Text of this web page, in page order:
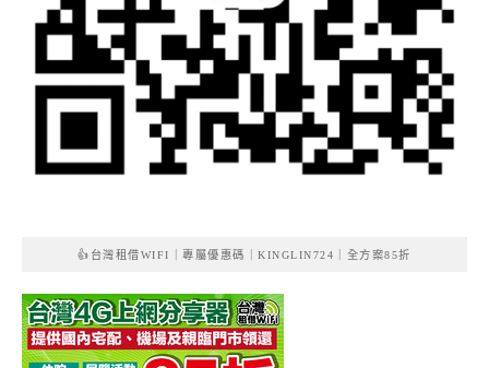
👍台灣租借WIFI｜專屬優惠碼｜KINGLIN724｜全方案85折